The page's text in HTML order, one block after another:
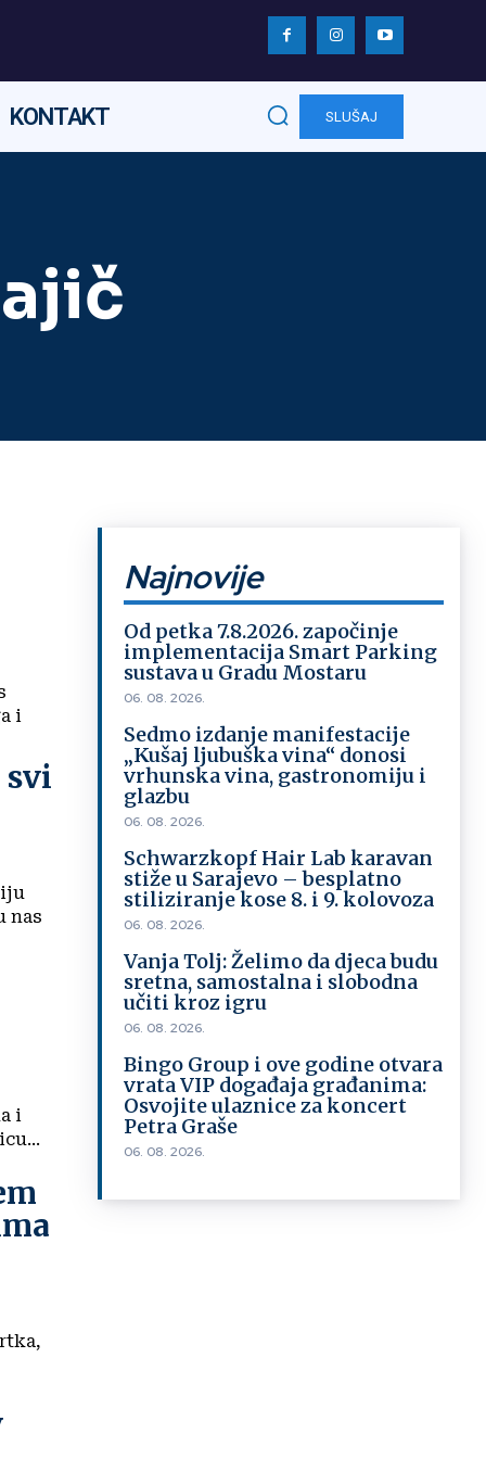
KONTAKT SLUŠAJ
i
svi
nas
i
uživo Običnog radija. 'Na licu...
Najnovije
Od petka 7.8.2026. započinje
implementacija Smart Parking
sustava u Gradu Mostaru
06. 08. 2026.
Sedmo izdanje manifestacije
„Kušaj ljubuška vina“ donosi
vrhunska vina, gastronomiju i
glazbu
06. 08. 2026.
Schwarzkopf Hair Lab karavan
stiže u Sarajevo – besplatno
stiliziranje kose 8. i 9. kolovoza
06. 08. 2026.
Vanja Tolj: Želimo da djeca budu
sretna, samostalna i slobodna
učiti kroz igru
06. 08. 2026.
Bingo Group i ove godine otvara
vrata VIP događaja građanima:
Osvojite ulaznice za koncert
Petra Graše
06. 08. 2026.